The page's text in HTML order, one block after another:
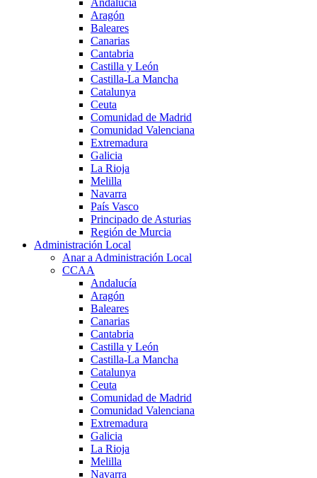
Aragón
Baleares
Canarias
Cantabria
Castilla y León
Castilla-La Mancha
Catalunya
Ceuta
Comunidad de Madrid
Comunidad Valenciana
Extremadura
Galicia
La Rioja
Melilla
Navarra
País Vasco
Principado de Asturias
Región de Murcia
Administración Local
Anar a Administración Local
CCAA
Andalucía
Aragón
Baleares
Canarias
Cantabria
Castilla y León
Castilla-La Mancha
Catalunya
Ceuta
Comunidad de Madrid
Comunidad Valenciana
Extremadura
Galicia
La Rioja
Melilla
Navarra